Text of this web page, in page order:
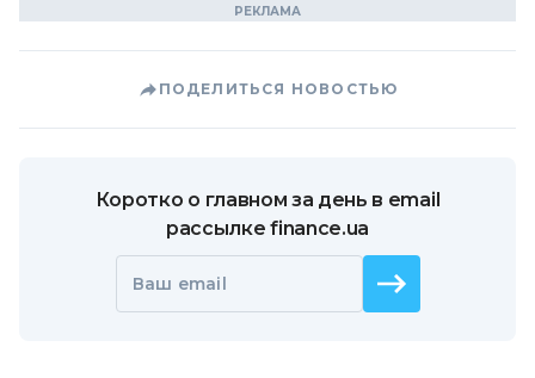
ПОДЕЛИТЬСЯ НОВОСТЬЮ
Коротко о главном за день в email
рассылке finance.ua
Ваш email